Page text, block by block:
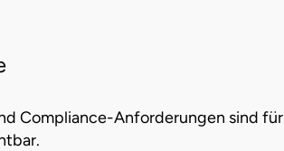
Compliance-Anforderungen sind für